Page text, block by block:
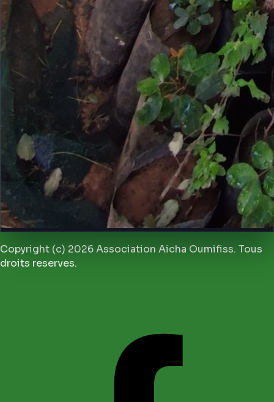
Copyright (c) 2026 Association Aicha Oumifiss. Tous
droits reserves.